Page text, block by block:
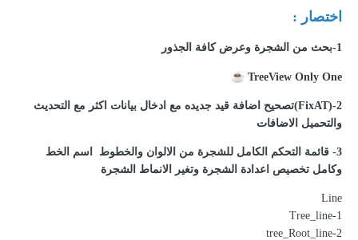
اختصار :
1-بحث من الشجرة وعرض كافة الجذور
TreeView Only One
☕
2-(FixAT)تصحيح اضافة قيد جديده مع ادخال بيانات اكثر مع التحديث
والتحميل الاضافات
3- قائمة التحكم الكامل للشجرة من الالوان والخطوط اسم الخط
وكامل تخصيص اعدادة الشجرة وتغير الانماط الشجرة
Line
1-Tree_line
2-tree_Root_line